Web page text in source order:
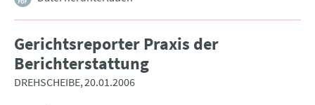
Gerichtsreporter Praxis der
Berichterstattung
DREHSCHEIBE 20.01.2006